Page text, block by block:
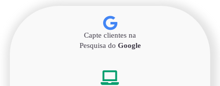
Capte clientes na
Pesquisa do Google